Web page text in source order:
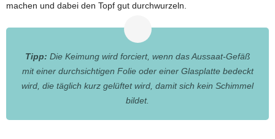
machen und dabei den Topf gut durchwurzeln.
Tipp: Die Keimung wird forciert, wenn das Aussaat-Gefäß
mit einer durchsichtigen Folie oder einer Glasplatte bedeckt
wird, die täglich kurz gelüftet wird, damit sich kein Schimmel
bildet.